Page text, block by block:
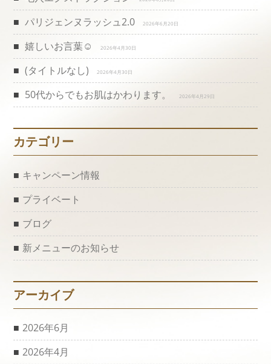
ゲ
ー
シ
ョ
パリジェンヌラッシュ2.0 2026年6月20日
嬉しいお言葉☺️ 2026年4月30日
(タイトルなし) 2026年4月30日
50代からでもお肌はかわります。 2026年4月29日
カテゴリー
キャンペーン情報
プライベート
ブログ
新メニューのお知らせ
アーカイブ
2026年6月
2026年4月